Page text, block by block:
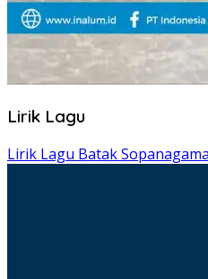
Lirik Lagu
Lirik Lagu Batak